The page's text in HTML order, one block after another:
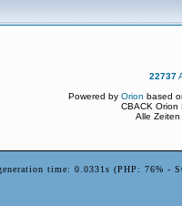
22737
Powered by Orion based
CBACK Orion
Alle
time: 0.0331s (PHP: 76% -